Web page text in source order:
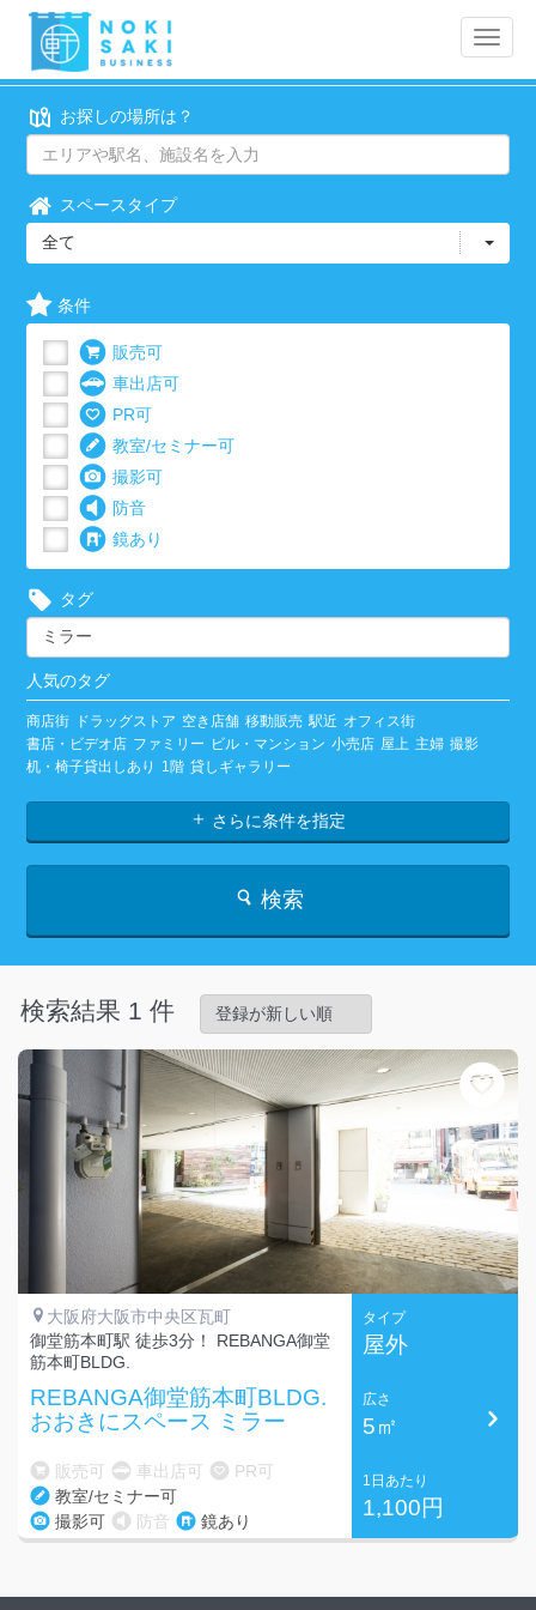
Toggle
お探しの場所は？
スペースタイプ
全て
条件
販売可
車出店可
PR可
教室/セミナー可
撮影可
防音
鏡あり
タグ
人気のタグ
商店街 ドラッグストア 空き店舗 移動販売 駅近 オフィス街
書店・ビデオ店 ファミリー ビル・マンション 小売店 屋上 主婦 撮影
机・椅子貸出しあり
1階 貸しギャラリー
さらに条件を指定
検索
検索結果 1 件
大阪府大阪市中央区瓦町
御堂筋本町駅 徒歩3分！ REBANGA御堂
筋本町BLDG.
REBANGA御堂筋本町BLDG.
おおきにスペース ミラー
販売可 車出店可
PR可
教室/セミナー可
撮影可
防音 鏡あり
タイプ
屋外
広さ
5㎡
1日あたり
1,100円